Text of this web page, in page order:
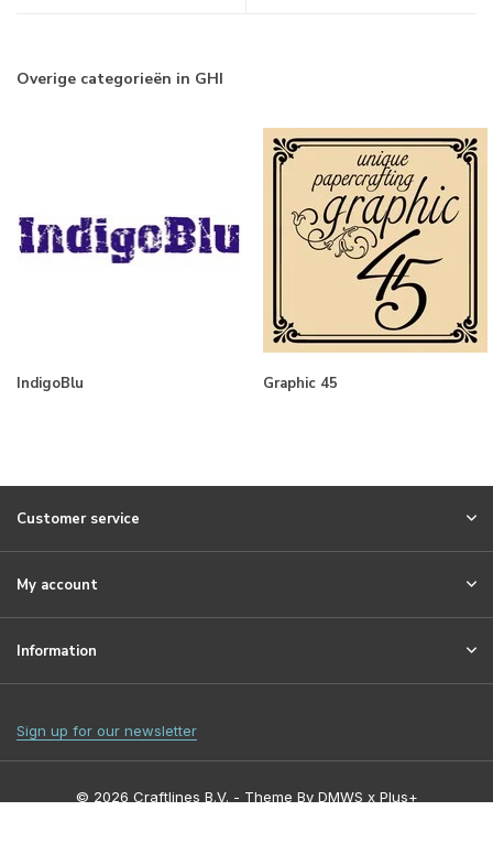
Overige categorieën in GHI
IndigoBlu Graphic 45
Customer service
My account
Information
Sign up for our newsletter
© 2026 Craftlines B.V. - Theme By DMWS x Plus+